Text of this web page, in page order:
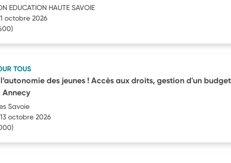
EDUCATION HAUTE SAVOIE
octobre 2026
TOUS
des jeunes ! Accès aux droits, gestion d'un
Savoie
octobre 2026